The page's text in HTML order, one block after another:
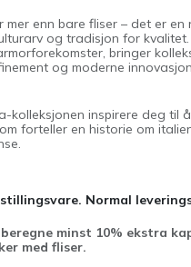
mer enn bare fliser – det er en
og tradisjon for
bringer
og moderne
kolleksjonen inspirere deg til
forteller en historie om
Normal
minst 10% ekstra
med fliser.